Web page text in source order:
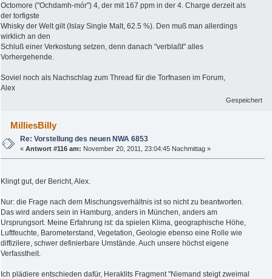
Octomore ("Ochdamh-mór") 4, der mit 167 ppm in der 4. Charge derzeit als
der torfigste
Whisky der Welt gilt (Islay Single Malt, 62.5 %). Den muß man allerdings
wirklich an den
Schluß einer Verkostung setzen, denn danach "verblaßt" alles
Vorhergehende.
Soviel noch als Nachschlag zum Thread für die Torfnasen im Forum,
Alex
Gespeichert
MilliesBilly
Re: Vorstellung des neuen NWA 6853
«Antwort #116 am: November 20, 2011, 23:04:45 Nachmittag »
Klingt gut, der Bericht, Alex.
Nur: die Frage nach dem Mischungsverhältnis ist so nicht zu beantworten.
Das wird anders sein in Hamburg, anders in München, anders am
Ursprungsort. Meine Erfahrung ist: da spielen Klima, geographische Höhe,
Luftfeuchte, Barometerstand, Vegetation, Geologie ebenso eine Rolle wie
diffizilere, schwer definierbare Umstände. Auch unsere höchst eigene
Verfasstheit.
Ich plädiere entschieden dafür, Heraklits Fragment "Niemand steigt zweimal